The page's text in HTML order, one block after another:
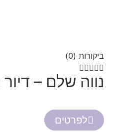
ביקורות (0)

נווה שלם –
לפרטים